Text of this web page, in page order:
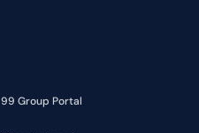
99 Group Portal